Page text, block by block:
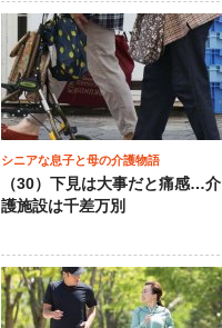
シニアな息子と母の介護物語
（30）下見は大事だと痛感…介
護施設は千差万別